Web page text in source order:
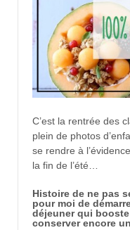
C’est la rentrée des
plein de photos
se rendre à
la fin de l’été…
Histoire de ne pas
pour moi de
déjeuner qui
conserver encore